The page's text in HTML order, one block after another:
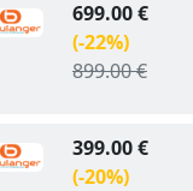
699.00 €
(-22%)
899.00 €
399.00 €
(-20%)